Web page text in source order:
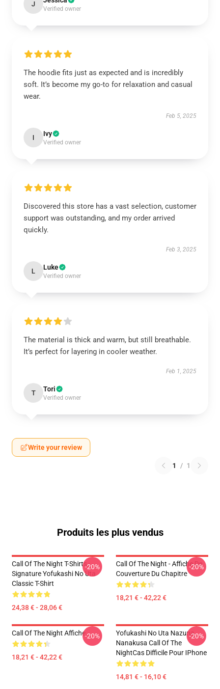
J
Verified owner
The hoodie fits just as expected and is incredibly
soft. It’s become my go-to for relaxation and casual
wear.
Feb 5, 2025
I Ivy
Verified owner
Discovered this store has a vast selection, customer
support was outstanding, and my order arrived
quickly.
Feb 3, 2025
L Luke
Verified owner
The material is thick and warm, but still breathable.
It’s perfect for layering in cooler weather.
Feb 1, 2025
T Tori
Verified owner
Write your review
1 / 1
Produits les plus vendus
Call Of The Night T-Shirts -
Signature Yofukashi No Uta
Classic T-Shirt
24,38 € - 28,06 €
-20%
Call Of The Night - Affiche De
Couverture Du Chapitre
18,21 € - 42,22 €
-20%
Call Of The Night Affiche
18,21 € - 42,22 €
-20%
Yofukashi No Uta Nazuna
Nanakusa Call Of The
NightCas Difficile Pour IPhone
14,81 € - 16,10 €
-20%